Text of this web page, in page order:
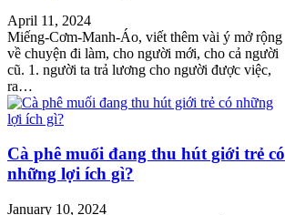
April 11, 2024
Miếng-Cơm-Manh-Áo, viết thêm vài ý mở rộng
về chuyện đi làm, cho người mới, cho cả người
cũ. 1. người ta trả lương cho người được việc,
ra…
Cà phê muối đang thu hút giới trẻ có
những lợi ích gì?
January 10, 2024